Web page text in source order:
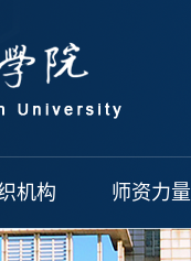
机构 师资力量